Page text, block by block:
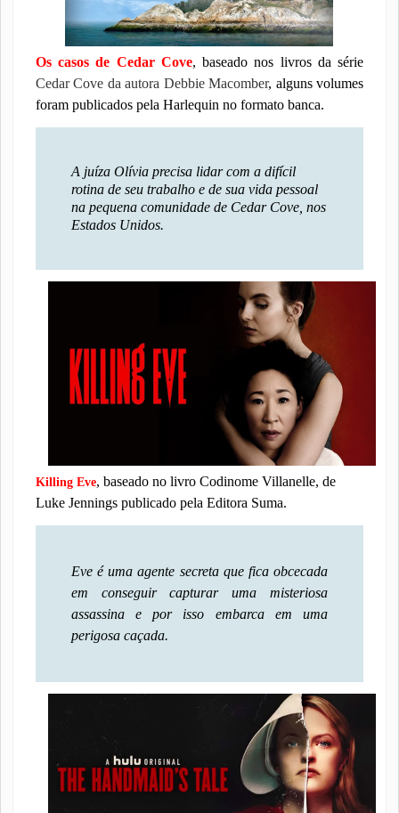
Os casos de Cedar Cove, baseado nos livros da série
Cedar Cove da autora Debbie Macomber, alguns volumes
foram publicados pela Harlequin no formato banca.
A juíza Olívia precisa lidar com a difícil
rotina de seu trabalho e de sua vida pessoal
na pequena comunidade de Cedar Cove, nos
Estados Unidos.
Killing Eve, baseado no livro Codinome Villanelle, de
Luke Jennings publicado pela Editora Suma.
Eve é uma agente secreta que fica obcecada
em conseguir capturar uma misteriosa
assassina e por isso embarca em uma
perigosa caçada.